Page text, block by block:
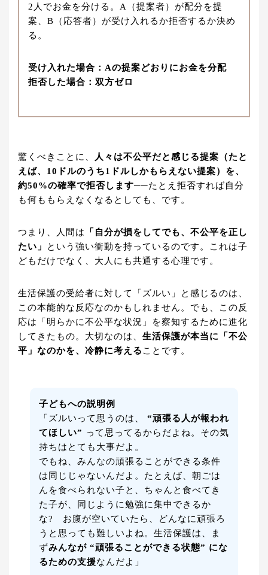
2人でお金を分ける。A（提案者）が配分を提
案、B（応答者）が受け入れるか拒否するか決め
る。
受け入れた場合：Aの提案どおりにお金を分配
拒否した場合：双方ゼロ
驚くべきことに、
人々は不公平だと感じる提案（たと
えば、10ドルのうち1ドルしかもらえない提案）を、
約50%の確率で拒否します──たとえ拒否すれば自分
も何ももらえなくなるとしても、です。
つまり、人間は
「自分が損をしてでも、不公平を正し
たい」
という強い衝動を持っているのです。これは子
どもだけでなく、大人にも共通する心理です。
生活保護の受給者に対して「ズルい」と感じるのは、
この本能的な反応なのかもしれません。でも、この反
応は「明らかに不公平な状況」を察知するために進化
してきたもの。大切なのは、 生活保護が本当に「不公
平」なのかを、冷静に考える ことです。
子どもへの説明例
「ズルいって思うのは、 “頑張る人が報われ
てほしい” って思ってるからだよね。その気
持ちはとても大事だよ。
でもね、みんなの頑張ることができる条件
は同じじゃないんだよ。たとえば、朝ごは
んを食べられない子と、ちゃんと食べてき
た子が、同じように勉強に集中できるか
な? お腹が空いていたら、どんなに頑張ろ
うと思っても難しいよね。生活保護は、ま
ずみんなが “頑張ることができる状態” にな
るための支援なんだよ」